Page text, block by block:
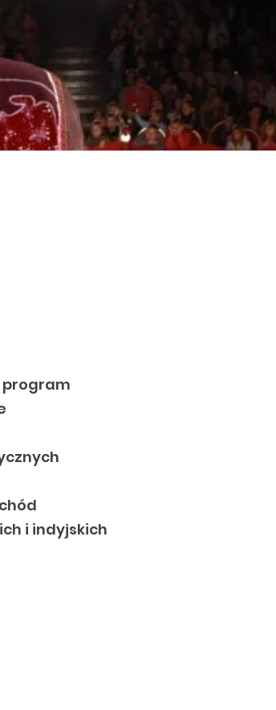
program
i indyjskich